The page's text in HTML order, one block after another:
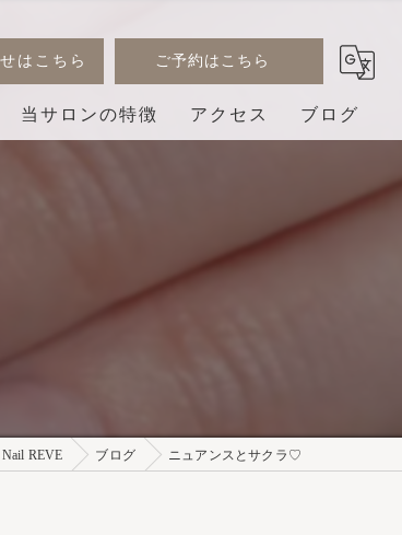
はこちら ご予約はこちら
当サロンの特徴 アクセス ブログ
REVE ブログ ニュアンスとサクラ♡